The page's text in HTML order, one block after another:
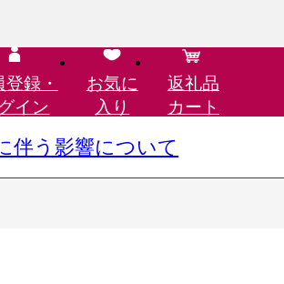
登録・
イン
お気に
入り
返礼品
カート
伴う影響について